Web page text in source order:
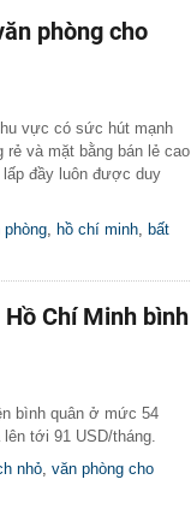
phòng cho
vực có sức hút mạnh
và mặt bằng bán lẻ cao
đầy luôn được duy
phòng, hồ chí minh, bất
Chí Minh bình
bình quân ở mức 54
tới 91 USD/tháng.
nhỏ, văn phòng cho